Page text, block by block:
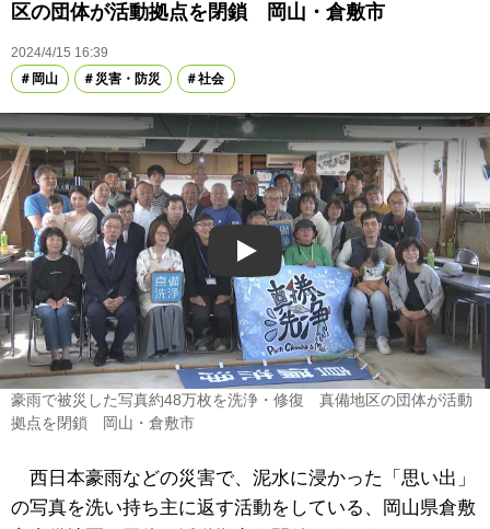
区の団体が活動拠点を閉鎖 岡山・倉敷市
2024/4/15 16:39
岡山
災害・防災 社会
Play
豪雨で被災した写真約48万枚を洗浄・修復 真備地区の団体が活動
拠点を閉鎖 岡山・倉敷市
西日本豪雨などの災害で、泥水に浸かった「思い出」
の写真を洗い持ち主に返す活動をしている、岡山県倉敷